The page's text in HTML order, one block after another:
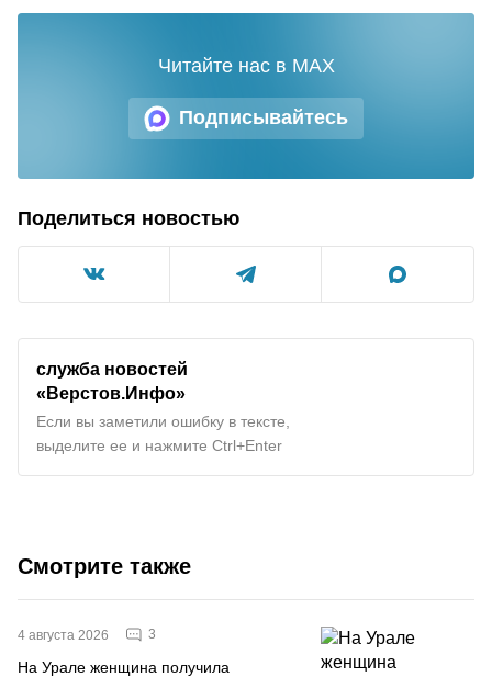
Подписывайтесь
Читайте нас в MAX
Поделиться новостью
служба новостей
«Верстов.Инфо»
Если вы заметили ошибку в тексте,
выделите ее и нажмите Ctrl+Enter
Смотрите также
4 августа 2026 3
На Урале женщина получила